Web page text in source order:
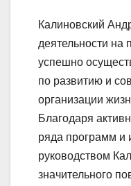
Калиновский
деятельности на
успешно
по развитию и
организации
Благодаря
ряда программ и
руководством
значительного